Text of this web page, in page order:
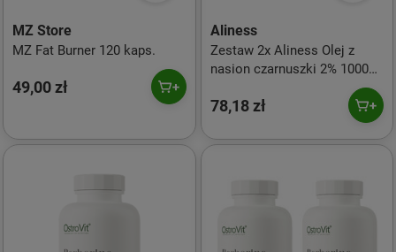
MZ Store
MZ Fat Burner 120 kaps.
49,00 zł
Aliness
Zestaw 2x Aliness Olej z
nasion czarnuszki 2% 1000
78,18 zł